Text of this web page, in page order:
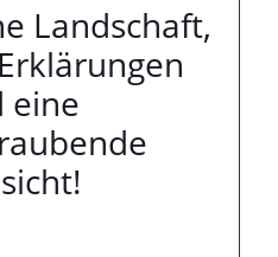
Landschaft,
eine